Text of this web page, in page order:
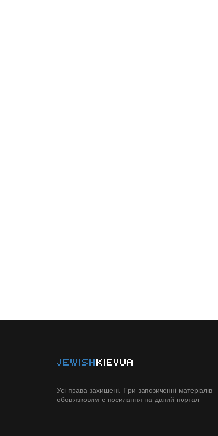
JEWISHKIEVUA
Усі права захищені. При запозиченні матеріалів
обов'язковим є посилання на даний портал.